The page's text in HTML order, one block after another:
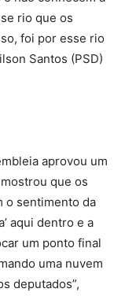
rio que os
foi por esse rio
Santos (PSD)
aprovou um
que os
o sentimento da
aqui dentro e a
um ponto final
uma nuvem
deputados”,